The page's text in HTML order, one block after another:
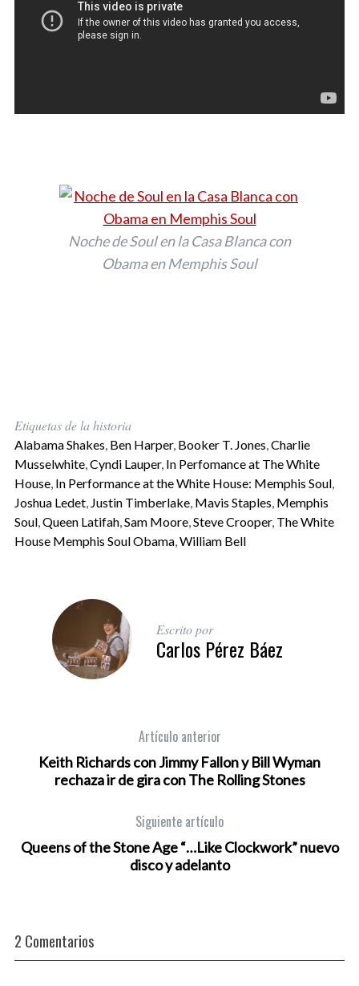
Noche de Soul en la Casa Blanca con
Obama en Memphis Soul
Etiquetas de la historia
Alabama Shakes, Ben Harper, Booker T. Jones,Charlie
Musselwhite,Cyndi Lauper, In Perfomance at The White
House, In Performance at the White House: Memphis Soul,
Joshua Ledet, Justin Timberlake, Mavis Staples, Memphis
Soul,Queen Latifah,Sam Moore,Steve Crooper, The White
House Memphis Soul Obama,William Bell
Escrito por
Carlos Pérez Báez
Artículo anterior
Keith Richards con Jimmy Fallon y Bill Wyman
rechaza ir de gira con The Rolling Stones
Siguiente artículo
Queens of the Stone Age “…Like Clockwork” nuevo
disco y adelanto
2 Comentarios